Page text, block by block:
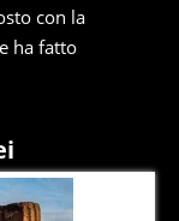
con la
ha fatto